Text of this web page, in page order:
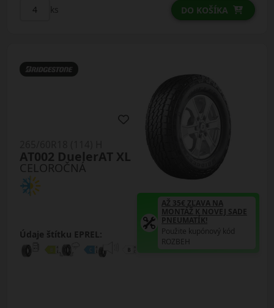
ks DO KOŠÍKA
CELOROČNÁ
AT002 DuelerAT XL
Údaje štítku EPREL:
AŽ 35€ ZĽAVA NA
MONTÁŽ K NOVEJ SADE
PNEUMATÍK!
Použite kupónový kód
ROZBEH